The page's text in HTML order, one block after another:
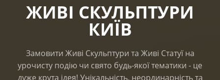
ЖИВІ СКУЛЬПТУРИ
КИЇВ
Замовити Живі Скульптури та Живі Статуї на
урочисту подію чи свято будь-якої тематики - це
дуже крута ідея! Унікальність, неординарність та